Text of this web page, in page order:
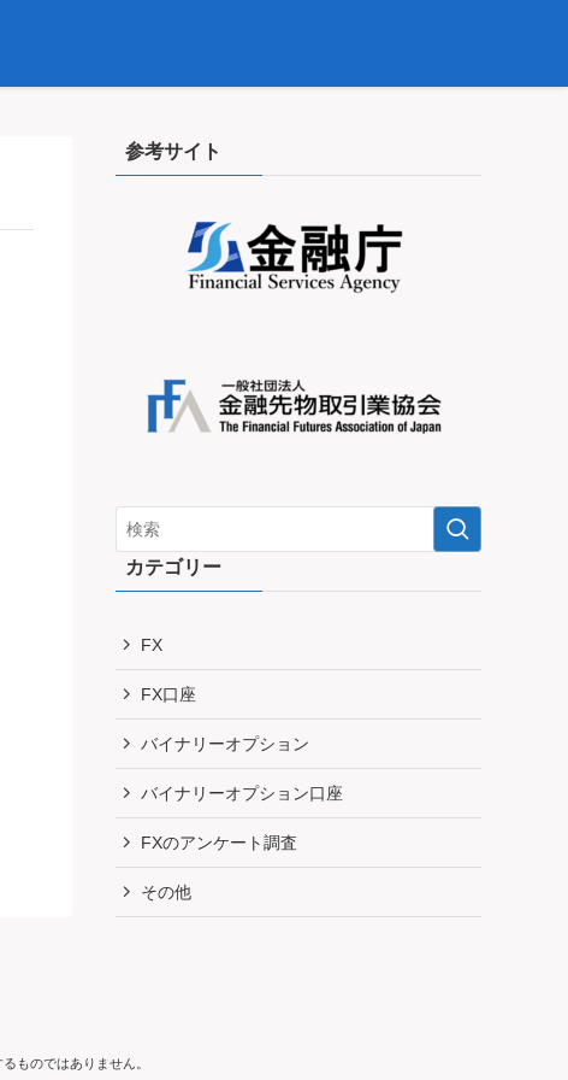
参考サイト
カテゴリー
FX
FX口座
バイナリーオプション
バイナリーオプション口座
FXのアンケート調査
その他
ものではありません。